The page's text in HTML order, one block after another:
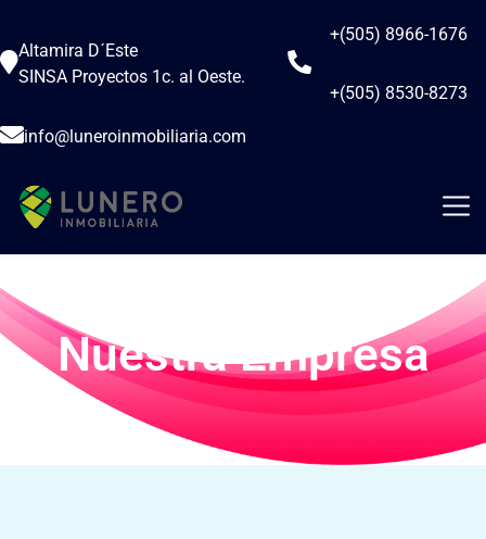
Altamira D´Este
SINSA Proyectos 1c. al Oeste.
+(505) 8966-1676
+(505) 8530-8273
info@luneroinmobiliaria.com
Nuestra Empresa